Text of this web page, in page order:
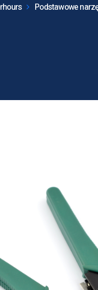
Podstawowe